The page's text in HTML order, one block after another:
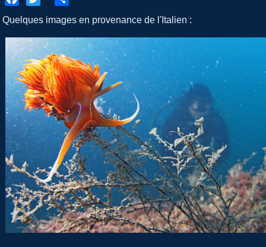
Quelques images en provenance de l'Italien :